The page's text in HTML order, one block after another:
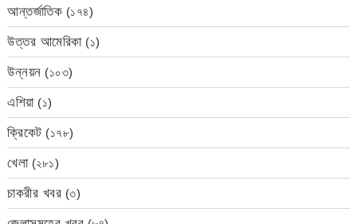
আন্তর্জাতিক (১৭৪)
উত্তর আমেরিকা(১)
উন্নয়ন (১০৩)
এশিয়া(১)
ক্রিকেট (১৭৮)
খেলা(২৮১)
চাকরীর খবর (৩)